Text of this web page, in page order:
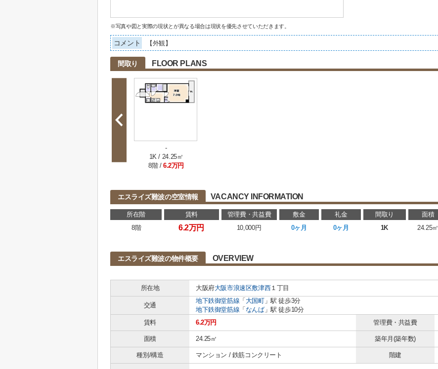
※写真や図と実際の現状とが異なる場合は現状を優先させていただきます。
コメント 【外観】
間取り FLOOR PLANS
-
1K / 24.25㎡
8階 / 6.2万円
エスライズ難波の空室情報 VACANCY INFORMATION
所在階 賃料 管理費・共益費 敷金 礼金 間取り 面積
8階
6.2万円 10,000円 0ヶ月 0ヶ月 1K 24.25㎡
エスライズ難波の物件概要 OVERVIEW
所在地
大阪府大阪市浪速区敷津西１丁目
交通
地下鉄御堂筋線 「 大国町」駅 徒歩3分
地下鉄御堂筋線 「 なんば」駅 徒歩10分
賃料
6.2万円 管理費・共益費
面積 24.25㎡ 築年月(築年数)
種別/構造 マンション / 鉄筋コンクリート 階建